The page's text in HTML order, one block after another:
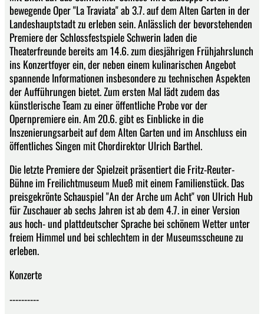
bewegende Oper "La Traviata" ab 3.7. auf dem Alten Garten in der
Landeshauptstadt zu erleben sein. Anlässlich der bevorstehenden
Premiere der Schlossfestspiele Schwerin laden die
Theaterfreunde bereits am 14.6. zum diesjährigen Frühjahrslunch
ins Konzertfoyer ein, der neben einem kulinarischen Angebot
spannende Informationen insbesondere zu technischen Aspekten
der Aufführungen bietet. Zum ersten Mal lädt zudem das
künstlerische Team zu einer öffentliche Probe vor der
Opernpremiere ein. Am 20.6. gibt es Einblicke in die
Inszenierungsarbeit auf dem Alten Garten und im Anschluss ein
öffentliches Singen mit Chordirektor Ulrich Barthel.
Die letzte Premiere der Spielzeit präsentiert die Fritz-Reuter-
Bühne im Freilichtmuseum Mueß mit einem Familienstück. Das
preisgekrönte Schauspiel "An der Arche um Acht" von Ulrich Hub
für Zuschauer ab sechs Jahren ist ab dem 4.7. in einer Version
aus hoch- und plattdeutscher Sprache bei schönem Wetter unter
freiem Himmel und bei schlechtem in der Museumsscheune zu
erleben.
Konzerte
----------